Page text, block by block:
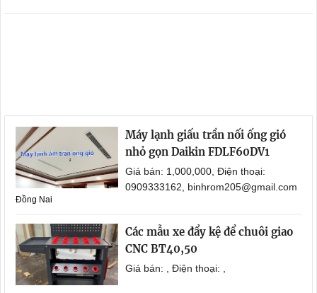
Máy lạnh giấu trần nối ống gió
nhỏ gọn Daikin FDLF60DV1
Giá bán: 1,000,000, Điện thoại:
0909333162, binhrom205@gmail.com
Đồng Nai
Các mẫu xe đẩy kệ để chuôi giao
CNC BT40,50
Giá bán: , Điện thoại: ,